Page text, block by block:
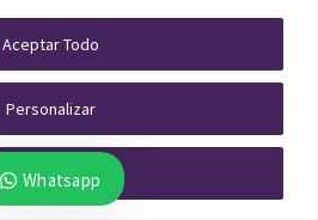
Personalizar
Rechazar Todo
Aceptar Todo
la organización. En
una amplia experiencia en
de tasación de activos
Whatsapp